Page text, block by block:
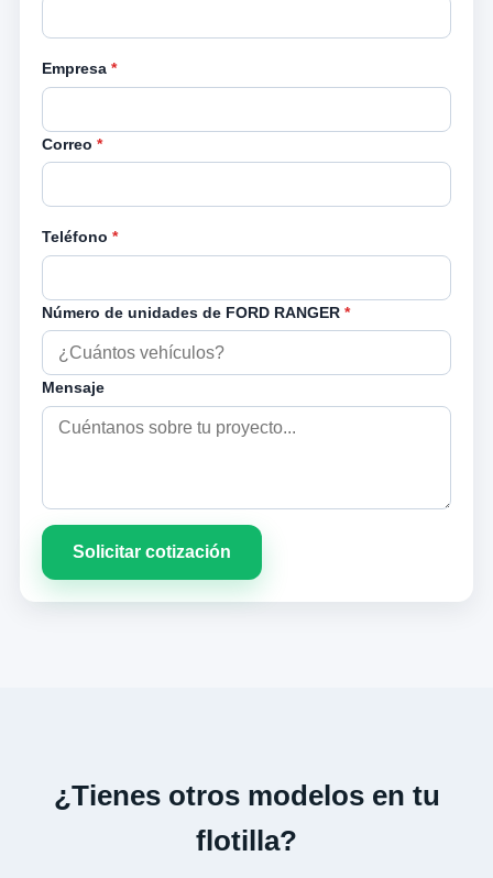
Empresa *
Correo *
Teléfono *
Número de unidades de FORD RANGER *
Mensaje
Solicitar cotización
¿Tienes otros modelos en tu
flotilla?